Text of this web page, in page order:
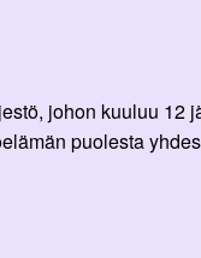
johon kuuluu 12
puolesta